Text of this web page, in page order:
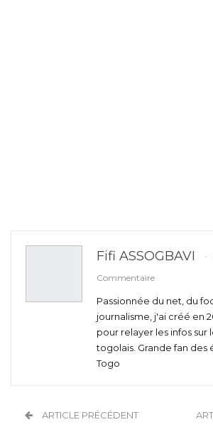
Fifi ASSOGBAVI
Commentaire
Passionnée du net, du
journalisme, j'ai créé en
pour relayer les infos sur
togolais. Grande fan des
Togo
ARTICLE PRÉCÉDENT